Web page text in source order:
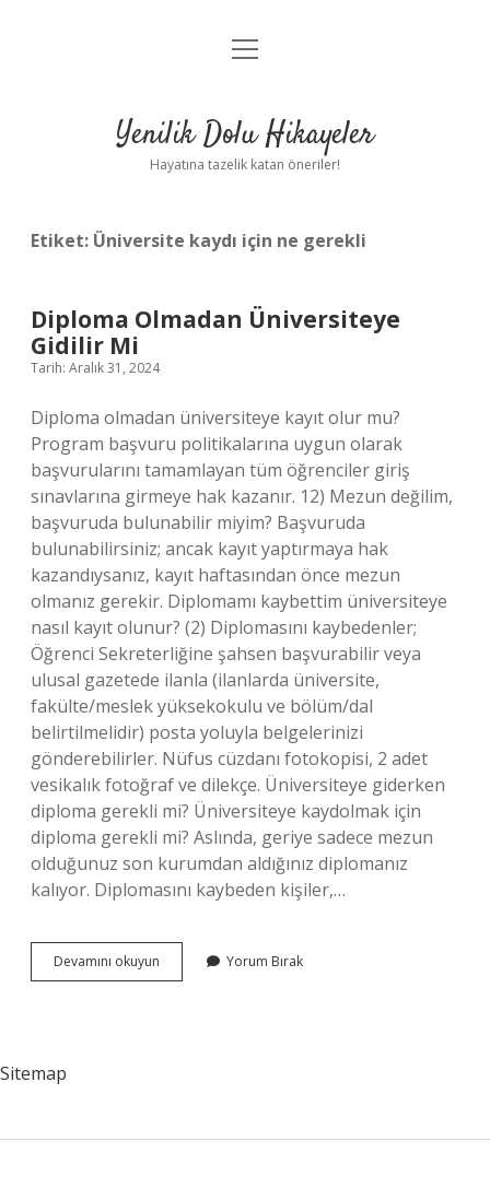
Anasayfa
Yasal Uyarı
menüyü
Yenilik Dolu Hikayeler
Hayatına tazelik katan öneriler!
Etiket: Üniversite kaydı için ne gerekli
Diploma Olmadan Üniversiteye
Gidilir Mi
Tarih: Aralık 31, 2024
Diploma olmadan üniversiteye kayıt olur mu?
Program başvuru politikalarına uygun olarak
başvurularını tamamlayan tüm öğrenciler giriş
sınavlarına girmeye hak kazanır. 12) Mezun değilim,
başvuruda bulunabilir miyim? Başvuruda
bulunabilirsiniz; ancak kayıt yaptırmaya hak
kazandıysanız, kayıt haftasından önce mezun
olmanız gerekir. Diplomamı kaybettim üniversiteye
nasıl kayıt olunur? (2) Diplomasını kaybedenler;
Öğrenci Sekreterliğine şahsen başvurabilir veya
ulusal gazetede ilanla (ilanlarda üniversite,
fakülte/meslek yüksekokulu ve bölüm/dal
belirtilmelidir) posta yoluyla belgelerinizi
gönderebilirler. Nüfus cüzdanı fotokopisi, 2 adet
vesikalık fotoğraf ve dilekçe. Üniversiteye giderken
diploma gerekli mi? Üniversiteye kaydolmak için
diploma gerekli mi? Aslında, geriye sadece mezun
olduğunuz son kurumdan aldığınız diplomanız
kalıyor. Diplomasını kaybeden kişiler,…
Devamını okuyun Diploma
Olmadan
Yorum Bırak
Sitemap